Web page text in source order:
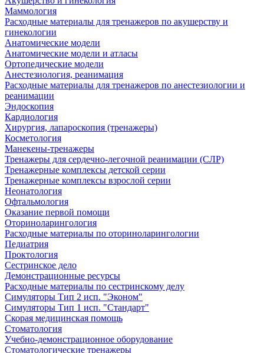
Маммология
Расходные материалы для тренажеров по акушерству и
гинекологии
Анатомические модели
Анатомические модели и атласы
Ортопедические модели
Анестезиология, реанимация
Расходные материалы для тренажеров по анестезиологии и
реанимации
Эндоскопия
Кардиология
Хирургия, лапароскопия (тренажеры)
Косметология
Манекены-тренажеры
Тренажеры для сердечно-легочной реанимации (СЛР)
Тренажерные комплексы детской серии
Тренажерные комплексы взрослой серии
Неонатология
Офтальмология
Оказание первой помощи
Оториноларингология
Расходные материалы по оториноларингологии
Педиатрия
Проктология
Сестринское дело
Демонстрационные ресурсы
Расходные материалы по сестринскому делу
Симуляторы Тип 2 исп. "Эконом"
Симуляторы Тип 1 исп. "Стандарт"
Скорая медицинская помощь
Стоматология
Учебно-демонстрационное оборудование
Стоматологические тренажеры